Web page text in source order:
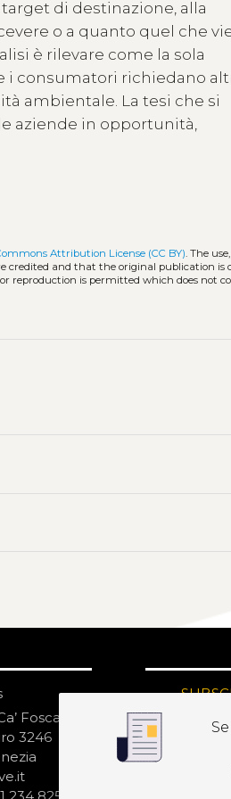
di destinazione, alla
o a quanto quel che
è rilevare come la sola
i consumatori richiedano
ambientale. La tesi che si
aziende in opportunità,
Attribution License (CC BY). The use,
credited and that the original publication is
reproduction is permitted which does not
Foscari
3246
234 8250